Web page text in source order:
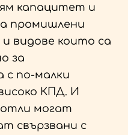
капацитет и
промишлени
видове които са
за
с по-малки
КПД. И
могат
свързвани с